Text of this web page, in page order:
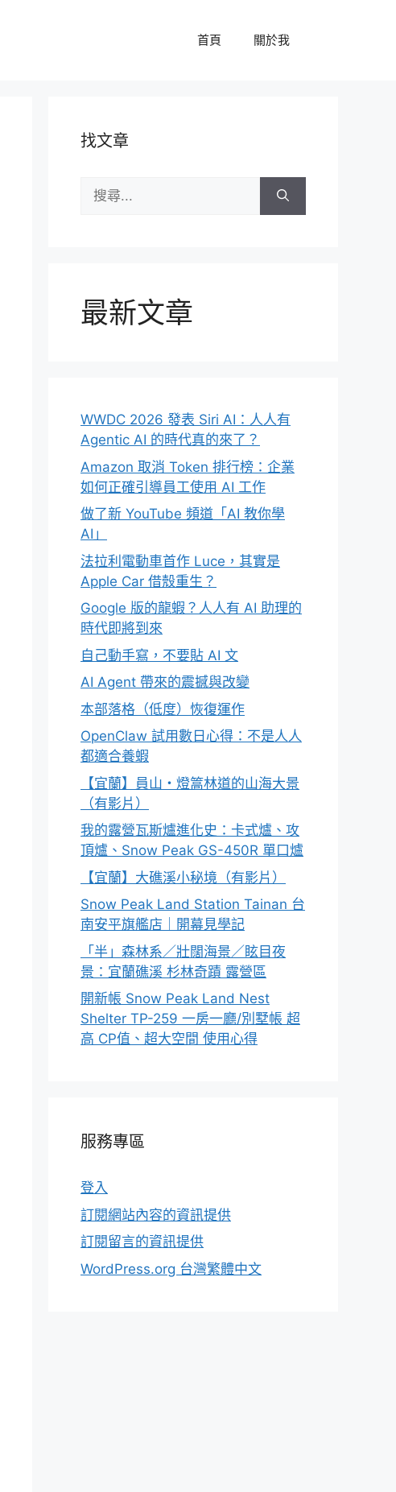
首頁 關於我
找文章
尋:
最新文章
WWDC 2026 發表 Siri AI：人人有
Agentic AI 的時代真的來了？
Amazon 取消 Token 排行榜：企業
如何正確引導員工使用 AI 工作
做了新 YouTube 頻道「AI 教你學
AI」
法拉利電動車首作 Luce，其實是
Apple Car 借殼重生？
Google 版的龍蝦？人人有 AI 助理的
時代即將到來
自己動手寫，不要貼 AI 文
AI Agent 帶來的震撼與改變
本部落格（低度）恢復運作
OpenClaw 試用數日心得：不是人人
都適合養蝦
【宜蘭】員山・燈篙林道的山海大景
（有影片）
我的露營瓦斯爐進化史：卡式爐、攻
頂爐、Snow Peak GS-450R 單口爐
【宜蘭】大礁溪小秘境（有影片）
Snow Peak Land Station Tainan 台
南安平旗艦店｜開幕見學記
「半」森林系／壯闊海景／眩目夜
景：宜蘭礁溪 杉林奇蹟 露營區
開新帳 Snow Peak Land Nest
Shelter TP-259 一房一廳/別墅帳 超
高 CP值、超大空間 使用心得
服務專區
登入
訂閱網站內容的資訊提供
訂閱留言的資訊提供
WordPress.org 台灣繁體中文